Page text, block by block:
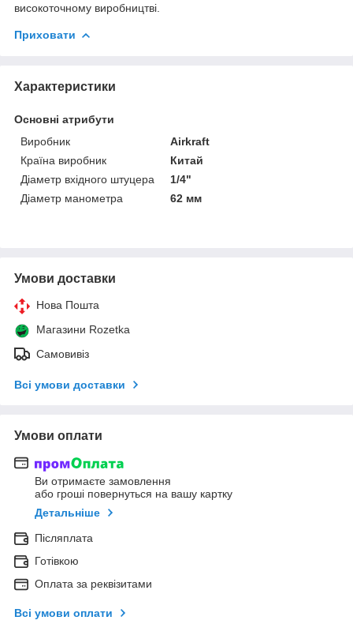
високоточному виробництві.
Приховати
Характеристики
Основні атрибути
Виробник
Airkraft
Країна виробник
Китай
Діаметр вхідного штуцера
1/4"
Діаметр манометра
62 мм
Умови доставки
Нова Пошта
Магазини Rozetka
Самовивіз
Всі умови доставки
Умови оплати
Ви отримаєте замовлення
або гроші повернуться на вашу картку
Детальніше
Післяплата
Готівкою
Оплата за реквізитами
Всі умови оплати